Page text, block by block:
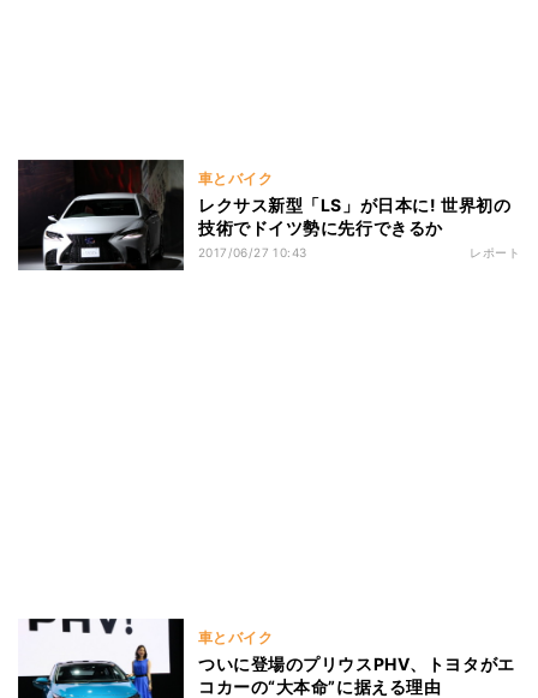
車とバイク
レクサス新型「LS」が日本に! 世界初の
技術でドイツ勢に先行できるか
2017/06/27 10:43 レポート
車とバイク
ついに登場のプリウスPHV、トヨタがエ
コカーの“大本命”に据える理由